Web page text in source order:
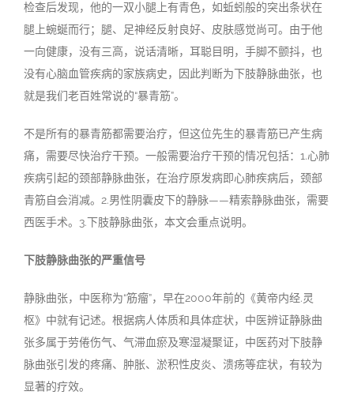
检查后发现，他的一双小腿上有青色，如蚯蚓般的突出条状在
腿上蜿蜒而行；腿、足神经反射良好、皮肤感觉尚可。由于他
一向健康，没有三高，说话清晰，耳聪目明，手脚不颤抖，也
没有心脑血管疾病的家族病史，因此判断为下肢静脉曲张，也
就是我们老百姓常说的“暴青筋”。
不是所有的暴青筋都需要治疗，但这位先生的暴青筋已产生病
痛，需要尽快治疗干预。一般需要治疗干预的情况包括： 1.心肺
疾病引起的颈部静脉曲张，在治疗原发病即心肺疾病后，颈部
青筋自会消减。 2.男性阴囊皮下的静脉——精索静脉曲张，需要
西医手术。 3.下肢静脉曲张，本文会重点说明。
下肢静脉曲张的严重信号
静脉曲张，中医称为“筋瘤”，早在2000年前的《黄帝内经.灵
枢》中就有记述。根据病人体质和具体症状，中医辨证静脉曲
张多属于劳倦伤气、气滞血瘀及寒湿凝聚证，中医药对下肢静
脉曲张引发的疼痛、肿胀、淤积性皮炎、溃疡等症状，有较为
显著的疗效。